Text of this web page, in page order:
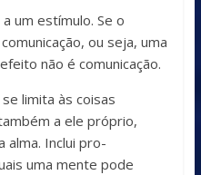
um estímulo. Se o
ou seja, uma
não é comunicação.
limita às coisas
a ele próprio,
alma. Inclui pro­
uma mente pode